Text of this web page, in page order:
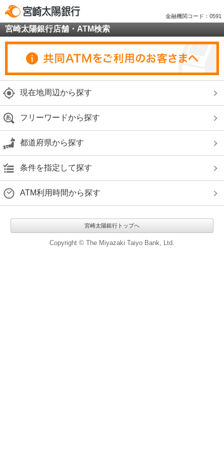
金融機関コード：0591
宮崎太陽銀行店舗・ATM検索
現在地周辺から探す
フリーワードから探す
都道府県から探す
条件を指定して探す
ATM利用時間から探す
宮崎太陽銀行トップへ
Copyright © The Miyazaki Taiyo Bank, Ltd.